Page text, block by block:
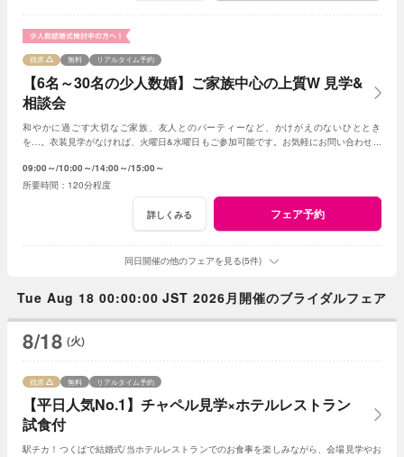
【6名～30名の少人数婚】ご家族中心の上質W 見学&
相談会
残席 無料 リアルタイム予約
和やかに過ごす大切なご家族、友人とのパーティーなど、かけがえのないひととき
を…。衣装見学がなければ、火曜日&水曜日もご参加可能です。お気軽にお問い合わせく
09:00～ 10:00～ 14:00～ 15:00～
120分程度
詳しくみる フェア予約
同日開催の他のフェアを見る(5件)
Tue Aug 18 00:00:00 JST 2026月開催のブライダルフェア
8/18 (火)
【平日人気No.1】チャペル見学×ホテルレストラン
試食付
残席 無料 リアルタイム予約
駅チカ！つくばで結婚式/当ホテルレストランでのお食事を楽しみながら、会場見学やお